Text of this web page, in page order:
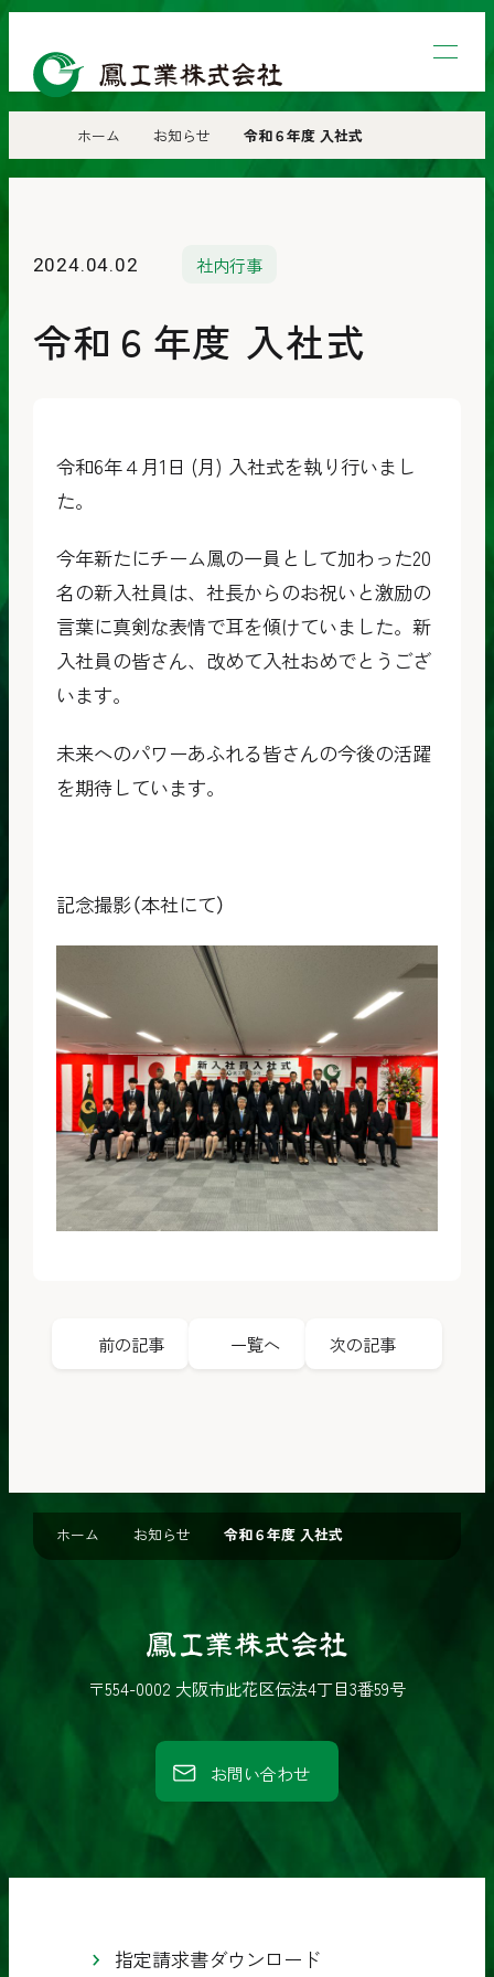
鳳
工
株
社
ホーム お知らせ 令和６年度 入社式
2024.04.02 社内行事
令和６年度 入社式
令和6年４月1日 (月) 入社式を執り行いまし
た。
今年新たにチーム鳳の一員として加わった20
名の新入社員は、社長からのお祝いと激励の
言葉に真剣な表情で耳を傾けていました。新
入社員の皆さん、改めて入社おめでとうござ
います。
未来へのパワーあふれる皆さんの今後の活躍
を期待しています。
記念撮影（本社にて）
前の記事 一覧へ 次の記事
ホーム お知らせ 令和６年度 入社式
鳳
工
株
〒554-0002 大阪市此花区伝法4丁目3番59号
お問い合わせ
指定請求書ダウンロード